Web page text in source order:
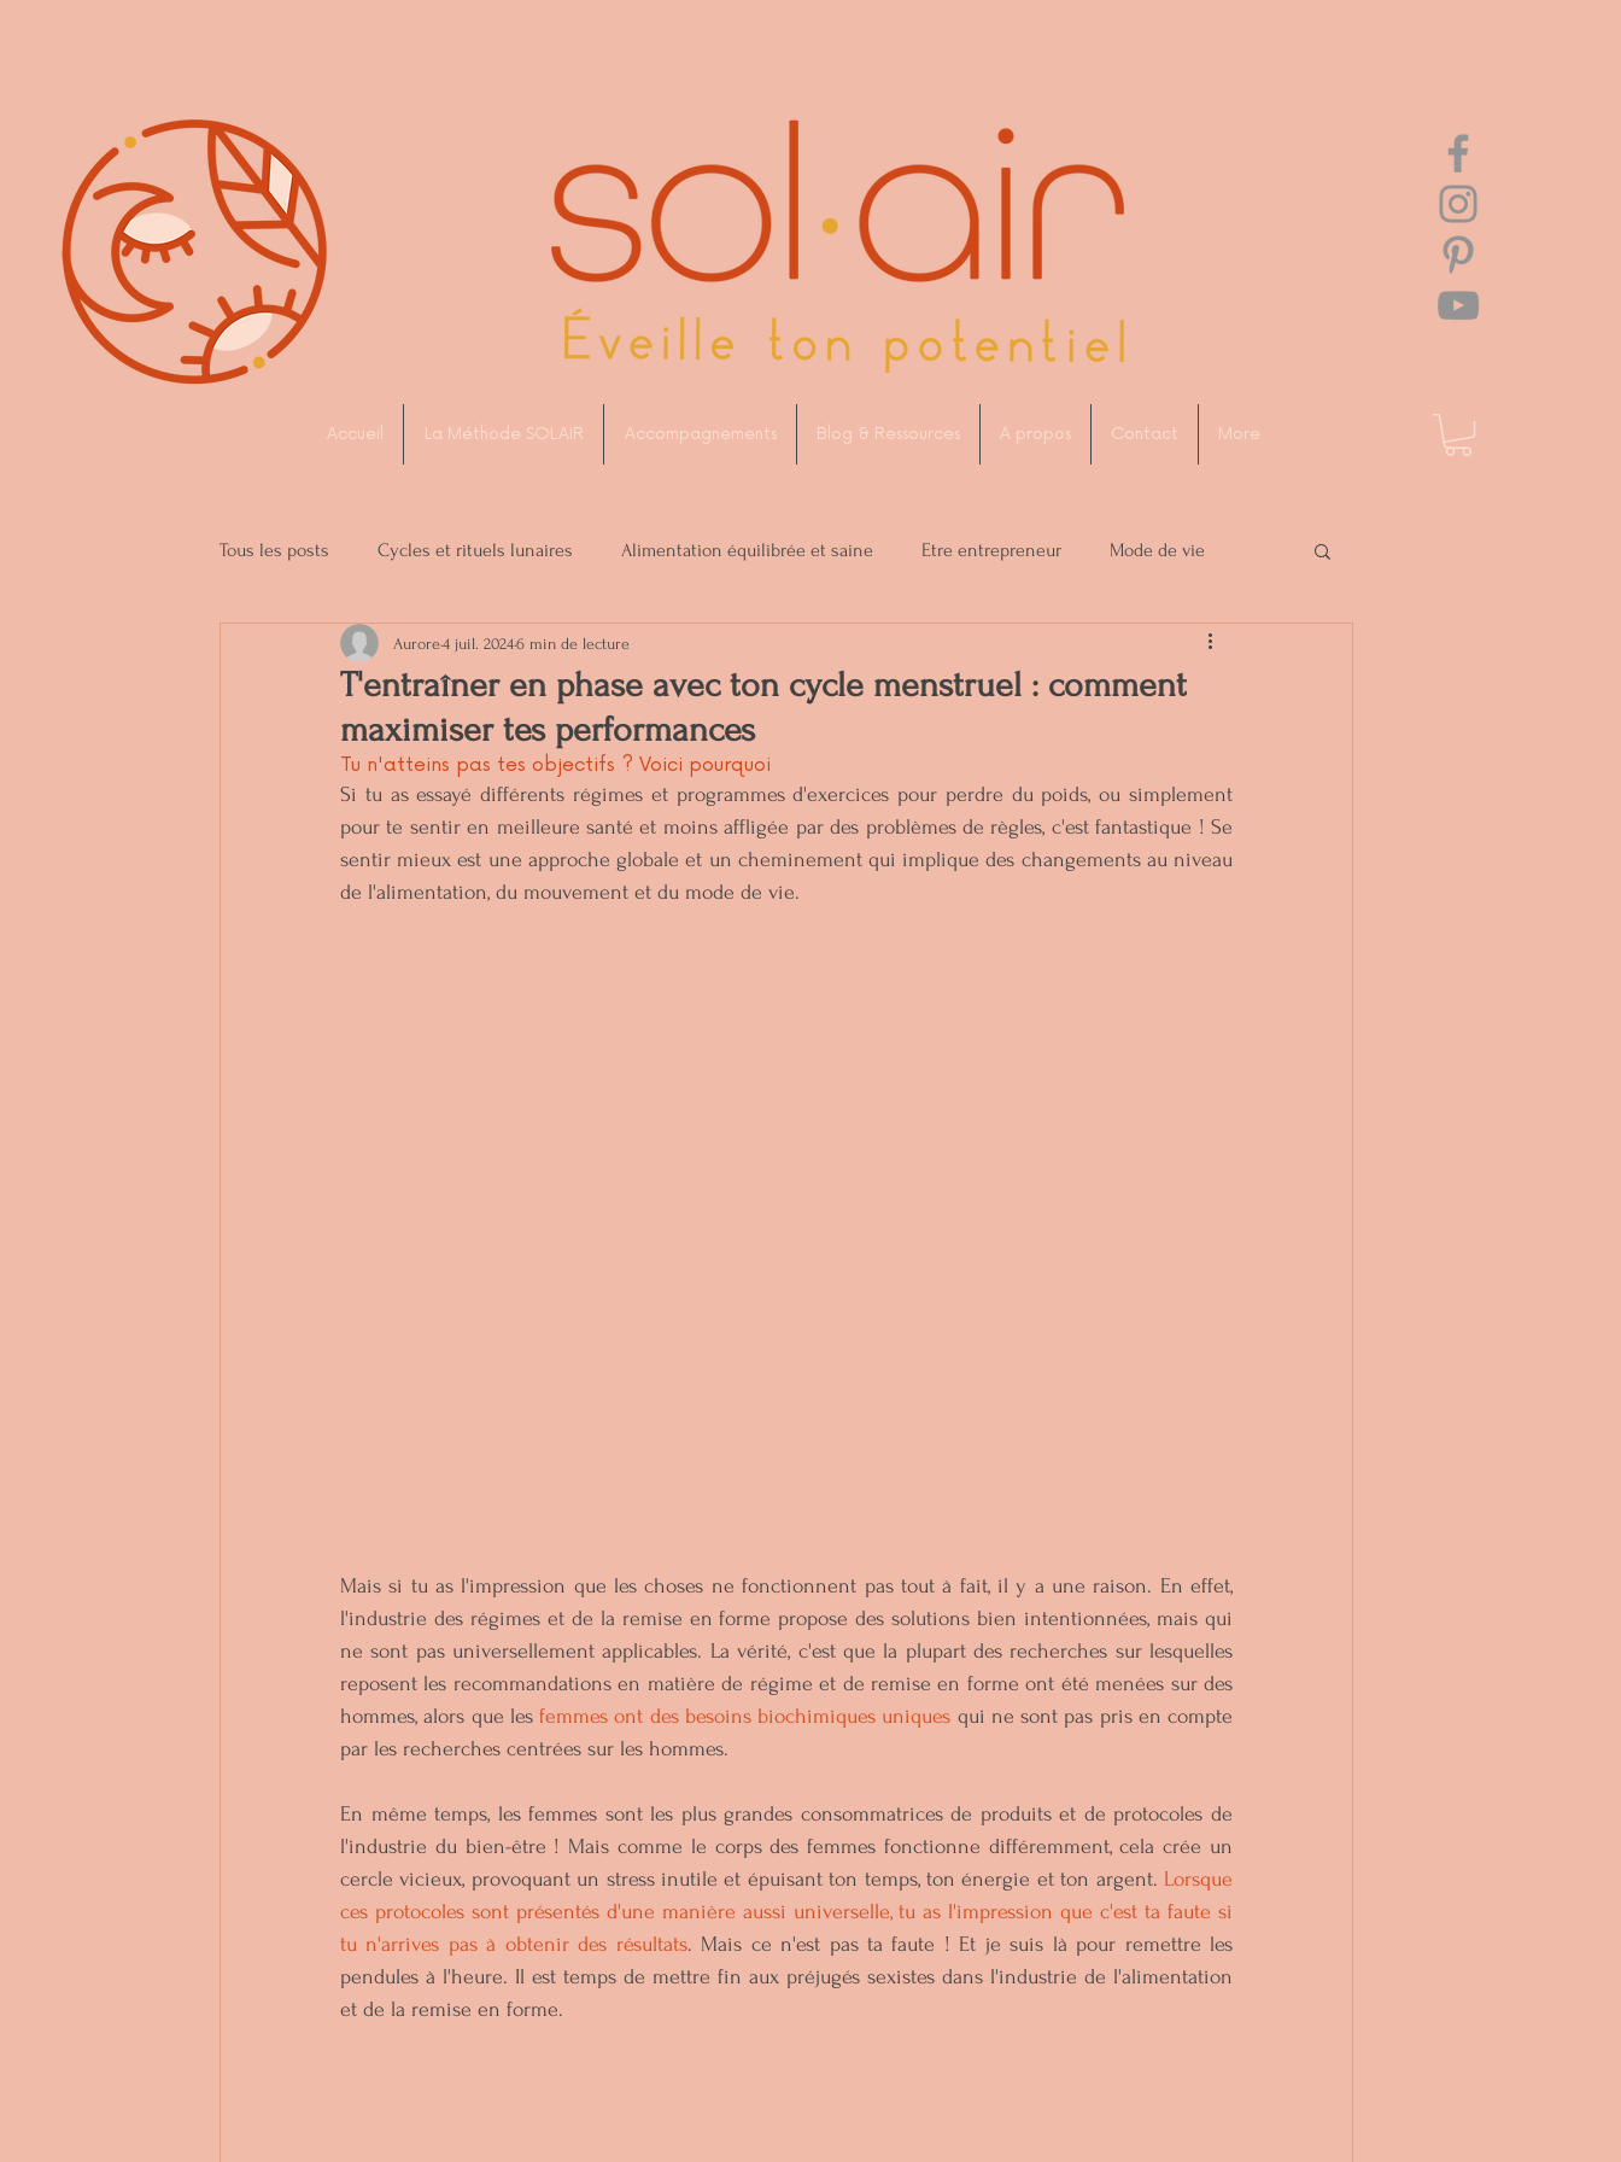
Accueil La Méthode SOLAIR Accompagnements Blog & Ressources A propos Contact More
Tous les posts Cycles et rituels lunaires Alimentation équilibrée et saine Etre entrepreneur Mode de vie
Produits naturels Soins de beauté Cycle menstruel
T'entraîner en phase avec ton cycle menstruel : comment
maximiser tes performances
Aurore4 juil. 20246 min de lecture
Tu n'atteins pas tes objectifs ? Voici pourquoi
Si tu as essayé différents régimes et programmes d'exercices pour perdre du poids, ou simplement
pour te sentir en meilleure santé et moins affligée par des problèmes de règles, c'est fantastique ! Se
sentir mieux est une approche globale et un cheminement qui implique des changements au niveau
de l'alimentation, du mouvement et du mode de vie.
Mais si tu as l'impression que les choses ne fonctionnent pas tout à fait, il y a une raison. En effet,
l'industrie des régimes et de la remise en forme propose des solutions bien intentionnées, mais qui
ne sont pas universellement applicables. La vérité, c'est que la plupart des recherches sur lesquelles
reposent les recommandations en matière de régime et de remise en forme ont été menées sur des
hommes, alors que les femmes ont des besoins biochimiques uniques qui ne sont pas pris en compte
par les recherches centrées sur les hommes.
En même temps, les femmes sont les plus grandes consommatrices de produits et de protocoles de
l'industrie du bien-être ! Mais comme le corps des femmes fonctionne différemment, cela crée un
cercle vicieux, provoquant un stress inutile et épuisant ton temps, ton énergie et ton argent. Lorsque
ces protocoles sont présentés d'une manière aussi universelle, tu as l'impression que c'est ta faute si
tu n'arrives pas à obtenir des résultats. Mais ce n'est pas ta faute ! Et je suis là pour remettre les
pendules à l'heure. Il est temps de mettre fin aux préjugés sexistes dans l'industrie de l'alimentation
et de la remise en forme.